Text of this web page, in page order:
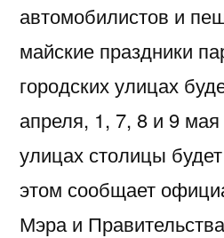
автомобилистов и
майские праздники
городских улицах
апреля, 1, 7, 8 и 9
улицах столицы
этом сообщает
Мэра и